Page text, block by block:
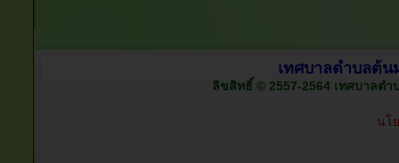
เทศบาลตำบลต้น
ลิขสิทธิ์ © 2557-2564 เทศบาลตำ
นโ